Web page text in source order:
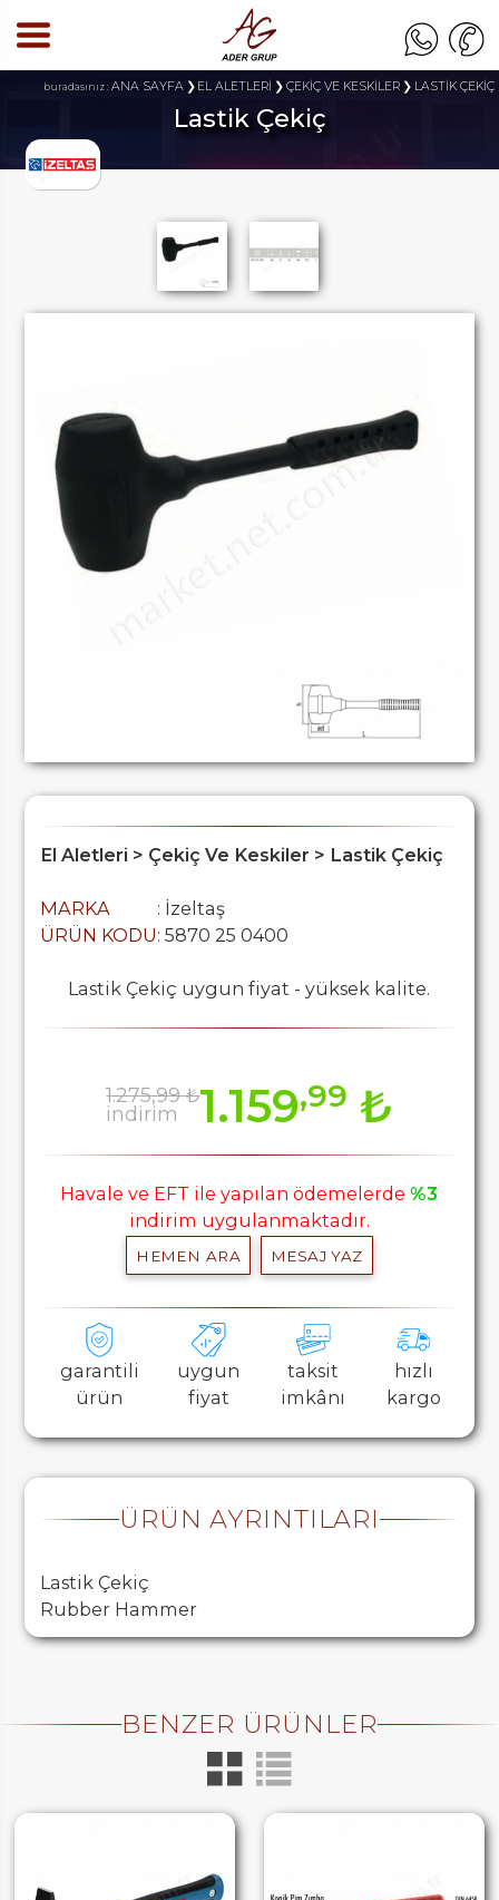
buradasınız :ANA SAYFA EL ALETLERİ ÇEKİÇ VE KESKİLER LASTİK ÇEKİÇ
Lastik Çekiç
El Aletleri > Çekiç Ve Keskiler > Lastik Çekiç
MARKA
: İzeltaş
ÜRÜN KODU: 5870 25 0400
Lastik Çekiç uygun fiyat - yüksek kalite.
1.275,99 ₺
indirim
1.159,99 ₺
Havale ve EFT ile yapılan ödemelerde%3
indirim uygulanmaktadır.
HEMEN ARA MESAJ YAZ
garantili
ürün
uygun
fiyat
taksit
imkânı
hızlı
kargo
ÜRÜN AYRINTILARI
Lastik Çekiç
Rubber Hammer
BENZER ÜRÜNLER